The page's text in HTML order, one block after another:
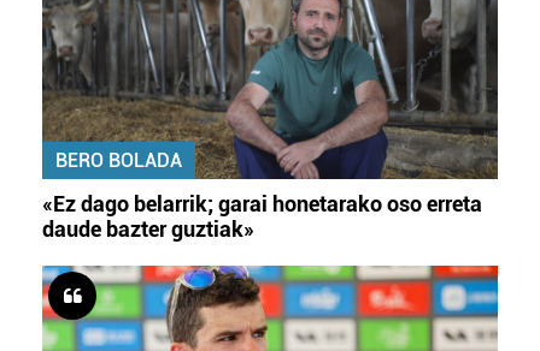
BERO BOLADA
«Ez dago belarrik; garai honetarako oso erreta
daude bazter guztiak»